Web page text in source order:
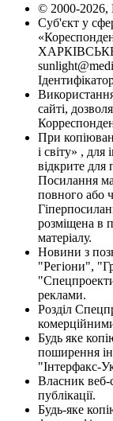
© 2000-2026,
Суб'єкт у
ХАРКІВСЬКЕ
сайті,
При
і світу» ,
відкрите для
Посилання
повного або
розміщена в
матеріалу.
Новини з
"Регіони",
реклами.
Розділ
Будь яке
поширення
"Інтерфакс-
Власник веб-
публікації.
Будь-яке